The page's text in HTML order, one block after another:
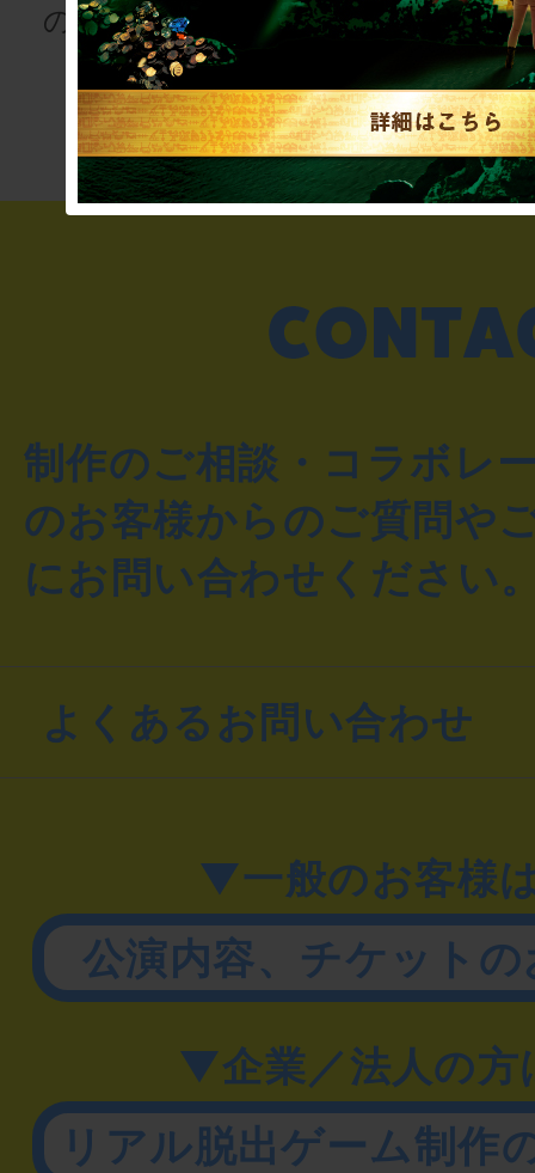
の登場人物にな
りませんか
次の授業は“謎
き”!?
制作のご相談・コラボレ
のお客様からのご質問や
にお問い合わせください
よくあるお問い合わせ
▼一般のお客様
公演内容、チケット
▼企業／法人の方
リアル脱出ゲーム制作